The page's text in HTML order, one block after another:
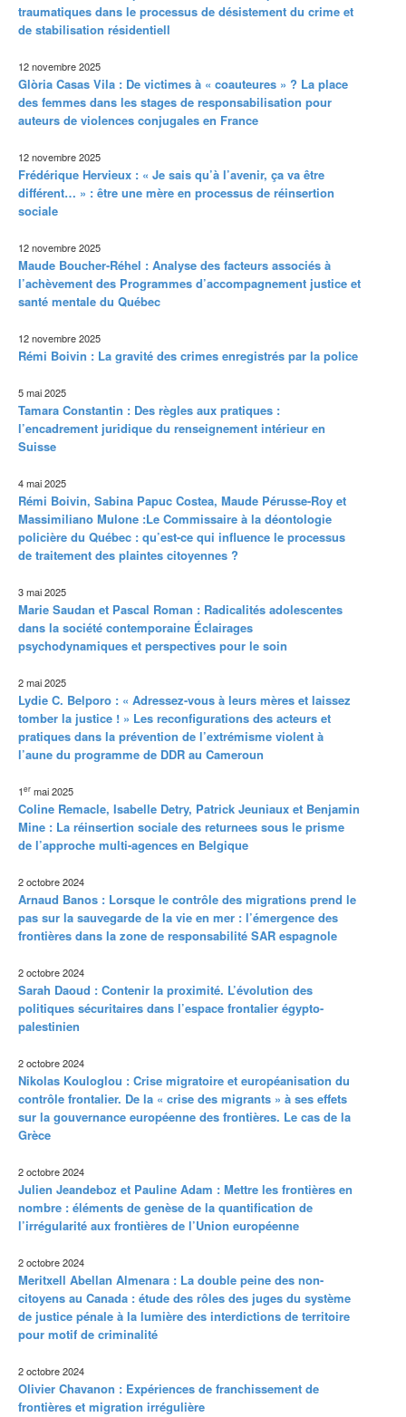
traumatiques dans le processus de désistement du crime et
de stabilisation résidentiell
12 novembre 2025
Glòria Casas Vila : De victimes à « coauteures » ? La place
des femmes dans les stages de responsabilisation pour
auteurs de violences conjugales en France
12 novembre 2025
Frédérique Hervieux : « Je sais qu’à l’avenir, ça va être
différent… » : être une mère en processus de réinsertion
sociale
12 novembre 2025
Maude Boucher-Réhel : Analyse des facteurs associés à
l’achèvement des Programmes d’accompagnement justice et
santé mentale du Québec
12 novembre 2025
Rémi Boivin : La gravité des crimes enregistrés par la police
5 mai 2025
Tamara Constantin : Des règles aux pratiques :
l’encadrement juridique du renseignement intérieur en
Suisse
4 mai 2025
Rémi Boivin, Sabina Papuc Costea, Maude Pérusse-Roy et
Massimiliano Mulone :Le Commissaire à la déontologie
policière du Québec : qu’est-ce qui influence le processus
de traitement des plaintes citoyennes ?
3 mai 2025
Marie Saudan et Pascal Roman : Radicalités adolescentes
dans la société contemporaine Éclairages
psychodynamiques et perspectives pour le soin
2 mai 2025
Lydie C. Belporo : « Adressez-vous à leurs mères et laissez
tomber la justice ! » Les reconfigurations des acteurs et
pratiques dans la prévention de l’extrémisme violent à
l’aune du programme de DDR au Cameroun
1er mai 2025
Coline Remacle, Isabelle Detry, Patrick Jeuniaux et Benjamin
Mine : La réinsertion sociale des returnees sous le prisme
de l’approche multi-agences en Belgique
2 octobre 2024
Arnaud Banos : Lorsque le contrôle des migrations prend le
pas sur la sauvegarde de la vie en mer : l’émergence des
frontières dans la zone de responsabilité SAR espagnole
2 octobre 2024
Sarah Daoud : Contenir la proximité. L’évolution des
politiques sécuritaires dans l’espace frontalier égypto-
palestinien
2 octobre 2024
Nikolas Kouloglou : Crise migratoire et européanisation du
contrôle frontalier. De la « crise des migrants » à ses effets
sur la gouvernance européenne des frontières. Le cas de la
Grèce
2 octobre 2024
Julien Jeandeboz et Pauline Adam : Mettre les frontières en
nombre : éléments de genèse de la quantification de
l’irrégularité aux frontières de l’Union européenne
2 octobre 2024
Meritxell Abellan Almenara : La double peine des non-
citoyens au Canada : étude des rôles des juges du système
de justice pénale à la lumière des interdictions de territoire
pour motif de criminalité
2 octobre 2024
Olivier Chavanon : Expériences de franchissement de
frontières et migration irrégulière